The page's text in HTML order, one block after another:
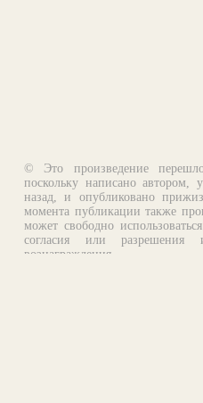
© Это произведение
поскольку написано автором,
назад, и опубликовано
момента публикации также
может свободно
согласия или разрешения
вознаграждения.